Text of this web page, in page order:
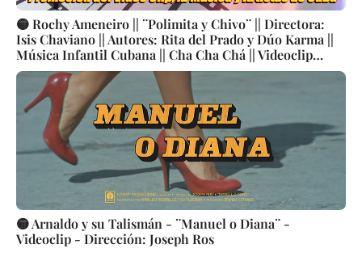
🟡 Rochy Ameneiro || ¨Polimita y Chivo¨ || Directora:
Isis Chaviano || Autores: Rita del Prado y Dúo Karma ||
Música Infantil Cubana || Cha Cha Chá || Videoclip
Animado || Estudios de Animación ICAIC || CUBA
🟡 Arnaldo y su Talismán - ¨Manuel o Diana¨ -
Videoclip - Dirección: Joseph Ros